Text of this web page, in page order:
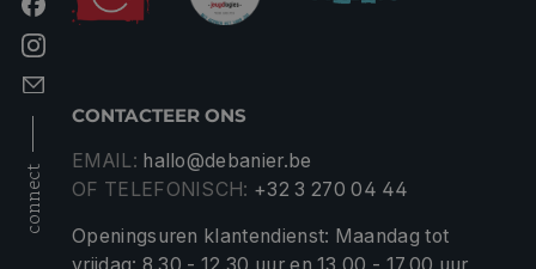
connect
CONTACTEER ONS
EMAIL: hallo@debanier.be
OF TELEFONISCH: +32 3 270 04 44
Openingsuren klantendienst: Maandag tot